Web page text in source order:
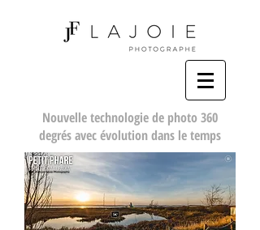
Nouvelle technologie de photo 360
degrés avec évolution dans le temps